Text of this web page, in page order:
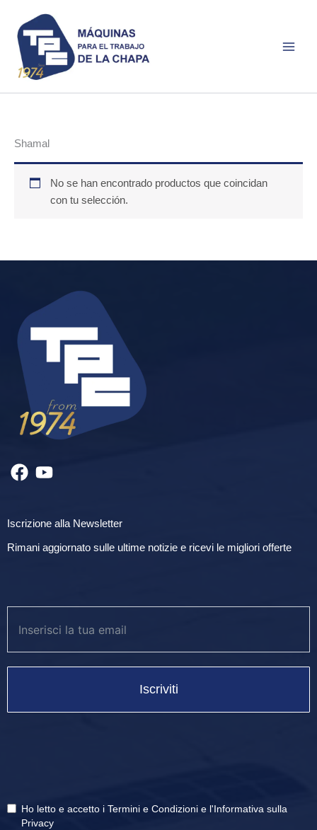
contenido
Shamal
No se han encontrado productos que coincidan
con tu selección.
Iscrizione alla Newsletter
Rimani aggiornato sulle ultime notizie e ricevi le migliori offerte
Iscriviti
Ho letto e accetto i Termini e Condizioni e l'Informativa sulla
Privacy